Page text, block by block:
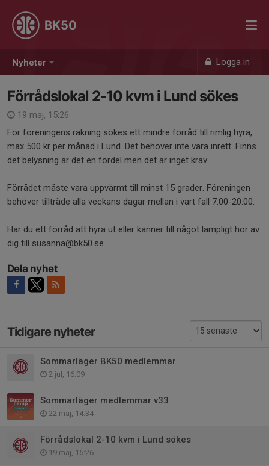
Nyheter Logga in
BK50
Förrådslokal 2-10 kvm i Lund sökes
19 maj, 15:26
För föreningens räkning sökes ett mindre förråd till rimlig hyra,
max 500 kr per månad i Lund. Det behöver inte vara inrett. Finns
det belysning är det en fördel men det är inget krav.
Förrådet måste vara uppvärmt till minst 15 grader. Föreningen
behöver tillträde alla veckans dagar mellan i vart fall 7.00-20.00.
Har du ett förråd att hyra ut eller känner till något lämpligt hör av
dig till susanna@bk50.se.
Dela nyhet
Tidigare nyheter
Sommarläger BK50 medlemmar
2 jul, 16:09
Sommarläger medlemmar v33
22 maj, 14:34
Förrådslokal 2-10 kvm i Lund sökes
19 maj, 15:26